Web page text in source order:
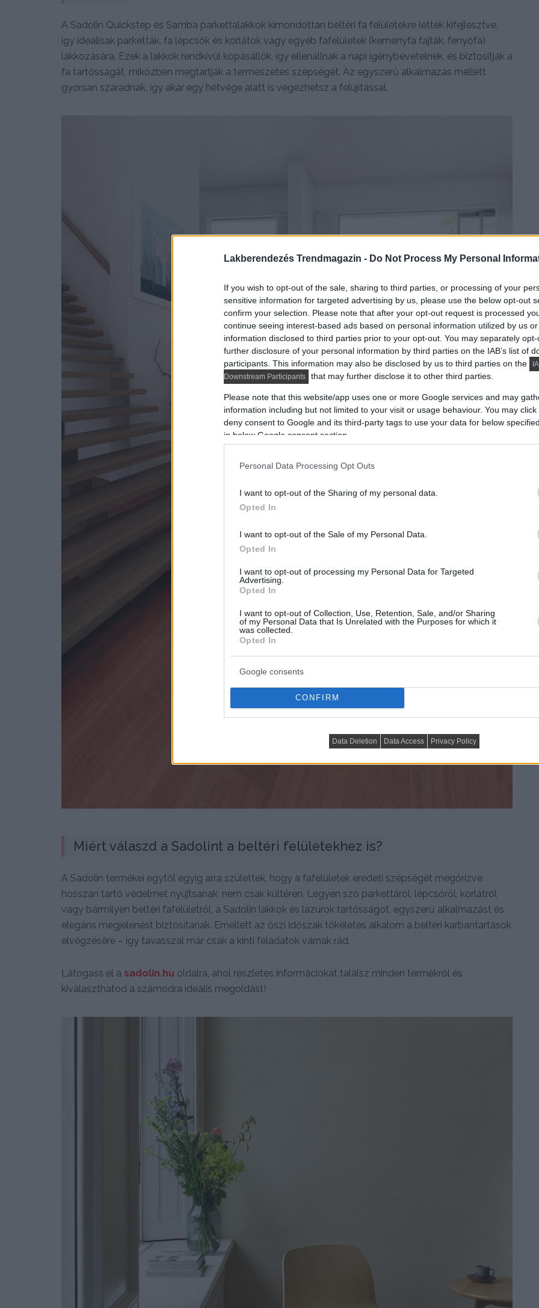
Lakberendezés Trendmagazin - Do Not Process My Personal
If you wish to opt-out of the sale, sharing to third parties, or processing of your
sensitive information for targeted advertising by us, please use the below opt-out
confirm your selection. Please note that after your opt-out request is processed
continue seeing interest-based ads based on personal information utilized by us
information disclosed to third parties prior to your opt-out. You may separately
further disclosure of your personal information by third parties on the IAB’s list of
participants. This information may also be disclosed by us to third parties on the
Downstream Participants
that may further disclose it to other third parties.
Please note that this website/app uses one or more Google services and may
information including but not limited to your visit or usage behaviour. You may
deny consent to Google and its third-party tags to use your data for below
in below Google consent section.
Personal Data Processing Opt Outs
I want to opt-out of the Sharing of my personal data.
Opted In
I want to opt-out of the Sale of my Personal Data.
Opted In
I want to opt-out of processing my Personal Data for Targeted
Advertising.
Opted In
I want to opt-out of Collection, Use, Retention, Sale, and/or Sharing
of my Personal Data that Is Unrelated with the Purposes for which it
was collected.
Opted In
Google consents
CONFIRM
Data Deletion Data Access Privacy Policy
A Sadolin Quickstep és Samba parkettalakkok kimondottan beltéri fa felületekre lettek kifejlesztve,
így ideálisak parketták, fa lépcsők és korlátok vagy egyéb fafelületek (keményfa fajták, fenyőfa)
lakkozására. Ezek a lakkok rendkívül kopásállók, így ellenállnak a napi igénybevételnek, és biztosítják a
fa tartósságát, miközben megtartják a természetes szépségét. Az egyszerű alkalmazás mellett
gyorsan száradnak, így akár egy hétvége alatt is végezhetsz a felújítással.
Miért válaszd a Sadolint a beltéri felületekhez is?
A Sadolin termékei egytől egyig arra születtek, hogy a fafelületek eredeti szépségét megőrizve
hosszan tartó védelmet nyújtsanak, nem csak kültéren. Legyen szó parkettáról, lépcsőről, korlátról
vagy bármilyen beltéri fafelületről, a Sadolin lakkok és lazúrok tartósságot, egyszerű alkalmazást és
elegáns megjelenést biztosítanak. Emellett az őszi időszak tökéletes alkalom a beltéri karbantartások
elvégzésére – így tavasszal már csak a kinti feladatok várnak rád.
Látogass el a sadolin.hu oldalra, ahol részletes információkat találsz minden termékről és
kiválaszthatod a számodra ideális megoldást!